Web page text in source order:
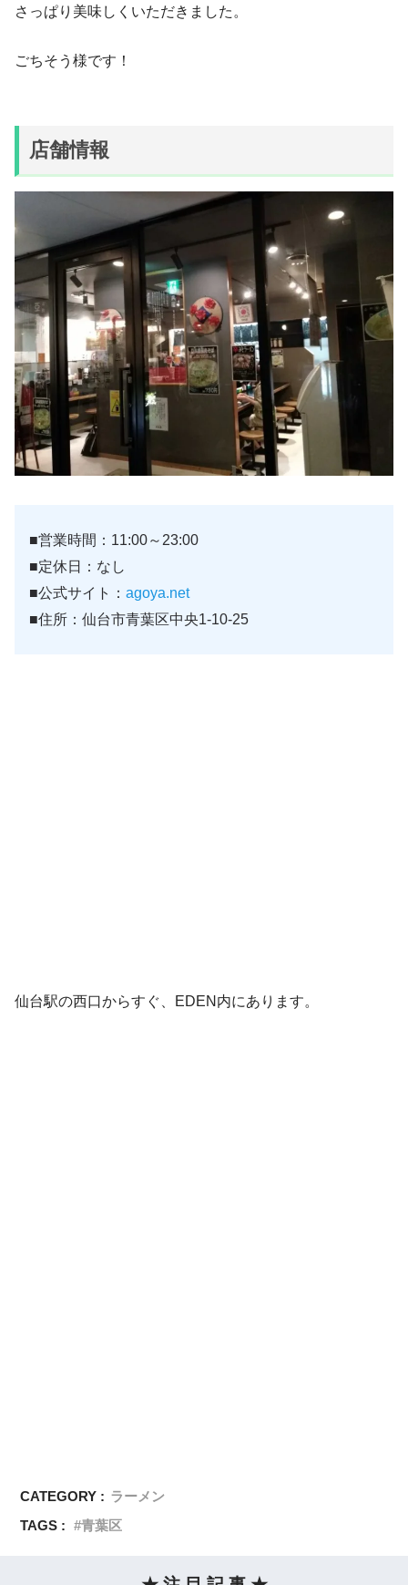
さっぱり美味しくいただきました。
ごちそう様です！
店舗情報
■営業時間：11:00～23:00
■定休日：なし
■公式サイト： agoya.net
■住所：仙台市青葉区中央1-10-25
仙台駅の西口からすぐ、EDEN内にあります。
CATEGORY : ラーメン
TAGS :
青葉区